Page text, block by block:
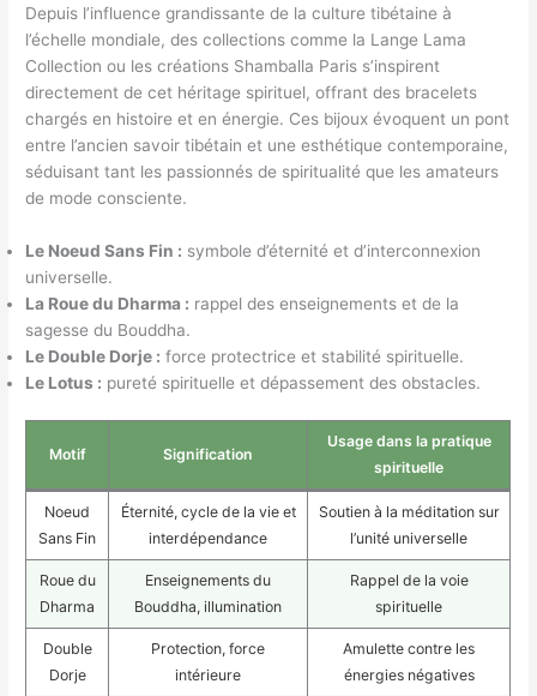
Depuis l’influence grandissante de la culture tibétaine à
l’échelle mondiale, des collections comme la Lange Lama
Collection ou les créations Shamballa Paris s’inspirent
directement de cet héritage spirituel, offrant des bracelets
chargés en histoire et en énergie. Ces bijoux évoquent un pont
entre l’ancien savoir tibétain et une esthétique contemporaine,
séduisant tant les passionnés de spiritualité que les amateurs
de mode consciente.
Le Noeud Sans Fin : symbole d’éternité et d’interconnexion
universelle.
La Roue du Dharma : rappel des enseignements et de la
sagesse du Bouddha.
Le Double Dorje : force protectrice et stabilité spirituelle.
Le Lotus : pureté spirituelle et dépassement des obstacles.
Motif Signification
Usage dans la pratique
spirituelle
Noeud
Sans Fin
Éternité, cycle de la vie et
interdépendance
Soutien à la méditation sur
l’unité universelle
Roue du
Dharma
Enseignements du
Bouddha, illumination
Rappel de la voie
spirituelle
Double
Dorje
Protection, force
intérieure
Amulette contre les
énergies négatives